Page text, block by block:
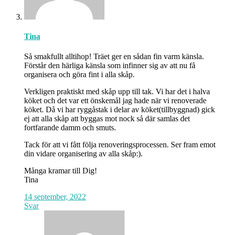
Tina
Så smakfullt alltihop! Träet ger en sådan fin varm känsla.
Förstår den härliga känsla som infinner sig av att nu få
organisera och göra fint i alla skåp.
Verkligen praktiskt med skåp upp till tak. Vi har det i halva
köket och det var ett önskemål jag hade när vi renoverade
köket. Då vi har ryggåstak i delar av köket(tillbyggnad) gick
ej att alla skåp att byggas mot nock så där samlas det
fortfarande damm och smuts.
Tack för att vi fått följa renoveringsprocessen. Ser fram emot
din vidare organisering av alla skåp:).
Många kramar till Dig!
Tina
14 september, 2022
Svar